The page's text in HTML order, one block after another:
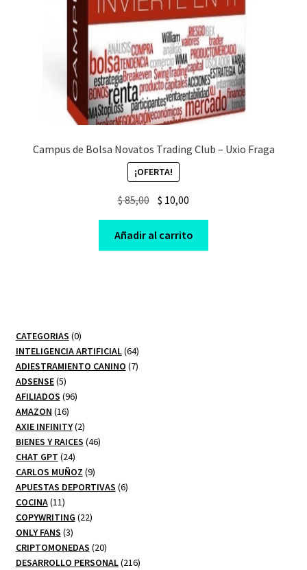
Campus de Bolsa Novatos Trading Club – Uxio Fraga
¡OFERTA!
$85,00 Original
price
was:
$ 85,00.
$ 10,00
price
is:
$ 10,00.
Añadir al carrito
CATEGORIAS 00
productos
INTELIGENCIA ARTIFICIAL 6464
productos
ADIESTRAMIENTO CANINO 77
ADSENSE 55
productos
AFILIADOS 9696
AMAZON 1616
productos
AXIE INFINITY 22
productos
BIENES Y RAICES 4646
CHAT GPT 2424
productos
CARLOS MUÑOZ 99
productos
APUESTAS DEPORTIVAS 66
COCINA 1111
productos
COPYWRITING 2222
ONLY FANS 33
productos
CRIPTOMONEDAS 2020
productos
DESARROLLO PERSONAL 216216